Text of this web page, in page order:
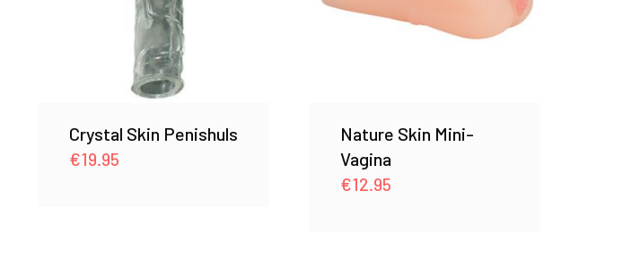
Crystal Skin Penishuls
€19.95
Nature Skin Mini-
Vagina
€12.95